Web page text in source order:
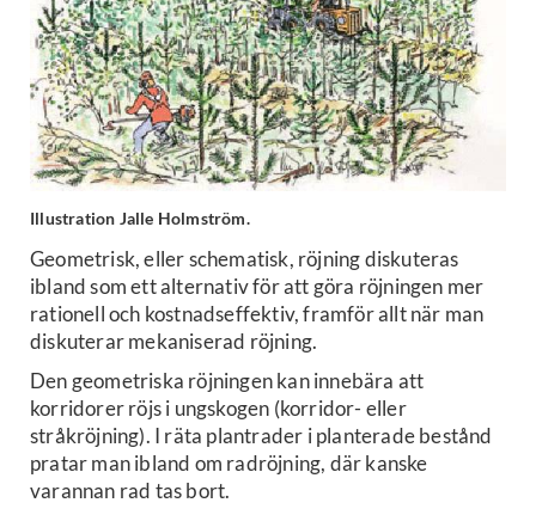
Illustration Jalle Holmström.
Geometrisk, eller schematisk, röjning diskuteras
ibland som ett alternativ för att göra röjningen mer
rationell och kostnadseffektiv, framför allt när man
diskuterar mekaniserad röjning.
Den geometriska röjningen kan innebära att
korridorer röjs i ungskogen (korridor- eller
stråkröjning). I räta plantrader i planterade bestånd
pratar man ibland om radröjning, där kanske
varannan rad tas bort.